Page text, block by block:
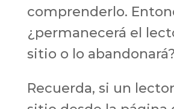
comprenderlo.
¿permanecerá el
sitio o lo abandonará?
Recuerda, si un